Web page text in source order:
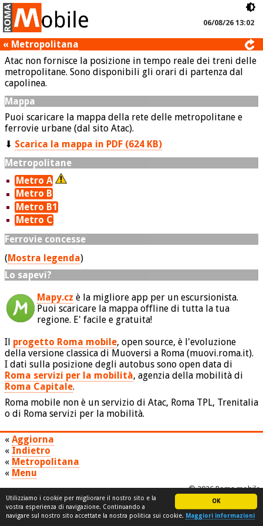
OK
Utilizziamo i cookie per migliorare il nostro sito e la
vostra esperienza di navigazione. Continuando a
navigare sul nostro sito accettate la nostra politica sui cookie. Maggiori informazioni
06/08/26 13:02
« Metropolitana
Atac non fornisce la posizione in tempo reale dei treni delle
metropolitane. Sono disponibili gli orari di partenza dal
capolinea.
Mappa
Puoi scaricare la mappa della rete delle metropolitane e
ferrovie urbane (dal sito Atac).
⬇ Scarica la mappa in PDF (624 KB)
Metropolitane
Metro A
Metro B
Metro B1
Metro C
Ferrovie concesse
(Mostra legenda)
Lo sapevi?
Mapy.cz è la migliore app per un escursionista.
Puoi scaricare la mappa offline di tutta la tua
regione. E' facile e gratuita!
Il progetto Roma mobile, open source, è l'evoluzione
della versione classica di Muoversi a Roma (muovi.roma.it).
I dati sulla posizione degli autobus sono open data di
Roma servizi per la mobilità, agenzia della mobilità di
Roma Capitale.
Roma mobile non è un servizio di Atac, Roma TPL, Trenitalia
o di Roma servizi per la mobilità.
« Aggiorna
« Indietro
« Metropolitana
« Menu
© 2026 Roma mobile